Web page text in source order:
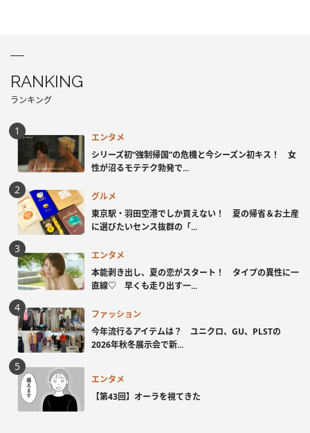
RANKING
ランキング
エンタメ
シリーズ初“強制帰国”の危機と今シーズン初キス！ 女
性が沼るモテテク勃発で...
グルメ
東京駅・羽田空港でしか買えない！ 夏の帰省＆お土産
に選びたいセンス抜群の「...
エンタメ
本能剥き出し、夏の恋がスタート！ タイプの異性に一
直線♡ 早くも走り出す一...
ファッション
今年流行るアイテムは？ ユニクロ、GU、PLSTの
2026年秋冬展示会で新...
エンタメ
【第43回】オーラを視てきた